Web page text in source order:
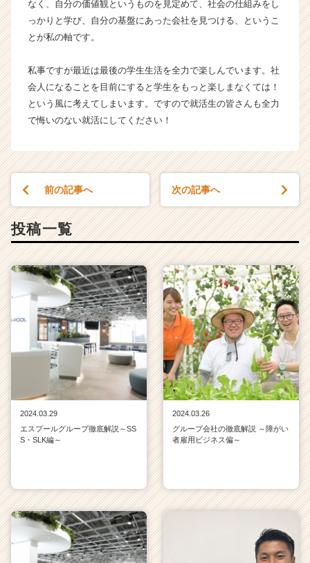
ン
成
長
企
業
カ
ト
就
活
サ
イ
ト
ア
キ
（C
C
a
r
e
e
なく、自分の価値観というものを見定めて、社会の仕組みをし
っかりと学び、自分の基盤にあった会社を見つける、というこ
とが私の軸です。
私事ですが最近は最後の学生生活を全力で楽しんでいます。社
会人になることを目前にすると学生をもっと楽しまなくては！
という風に考えてしまいます。ですので就活生の皆さんも全力
で悔いのない就活にしてください！
前の記事へ 次の記事へ
投稿一覧
2024.03.29
エスプールグループ徹底解説～SS
S・SLK編～
2024.03.26
グループ会社の徹底解説 ～障がい
者雇用ビジネス偏～